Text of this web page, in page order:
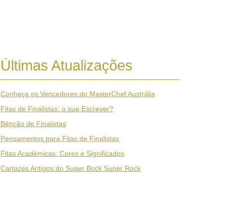
Últimas Atualizações
Conheça os Vencedores do MasterChef Austrália
Fitas de Finalistas: o que Escrever?
Bênção de Finalistas
Pensamentos para Fitas de Finalistas
Fitas Académicas: Cores e Significados
Cartazes Antigos do Super Bock Super Rock